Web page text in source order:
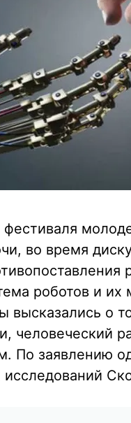
во время
роботов и их
высказались о
человеческий
По заявлению
исследований